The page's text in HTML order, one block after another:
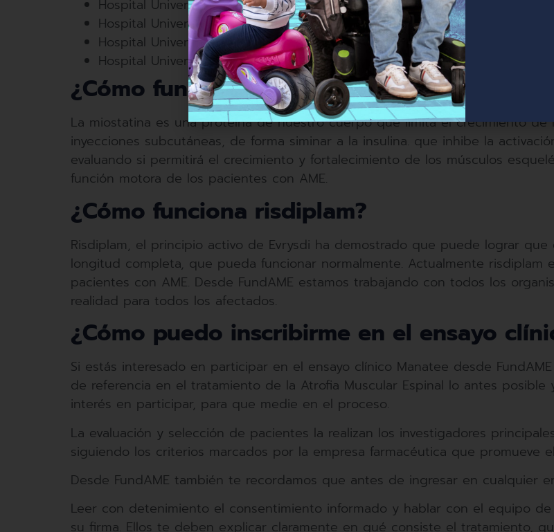
Hospital Universitario La Paz (neurología pediátrica)
Hospital Universitario Vall d’Hebron (neurología pediátrica)
Hospital Universitari Sant Joan de Déu (unidad de enfermedades
Hospital Universitario y Politécnico La Fe (área pediátrica de la unidad de
¿Cómo funcionaRO7204239?
La miostatina es una proteína de nuestro cuerpo que limita el crecimiento de
inyecciones subcutáneas, de forma siminar a la insulina. que inhibe la
evaluando si permitirá el crecimiento y fortalecimiento de los músculos
función motora de los pacientes con AME.
¿Cómo funciona risdiplam?
Risdiplam, el principio activo de Evrysdi ha demostrado que puede lograr
longitud completa, que pueda funcionar normalmente. Actualmente risdiplam
pacientes con AME. Desde FundAME estamos trabajando con todos los
realidad para todos los afectados.
¿Cómo puedo inscribirme en el ensayo
Si estás interesado en participar en el ensayo clínico Manatee desde
de referencia en el tratamiento de la Atrofia Muscular Espinal lo antes
interés en participar, para que medie en el proceso.
La evaluación y selección de pacientes la realizan los investigadores
siguiendo los criterios marcados por la empresa farmacéutica que promueve
Desde FundAME también te recordamos que antes de ingresar en cualquier
Leer con detenimiento el consentimiento informado y hablar con el equipo
su firma. Ellos te deben explicar claramente en qué consiste el tratamiento,